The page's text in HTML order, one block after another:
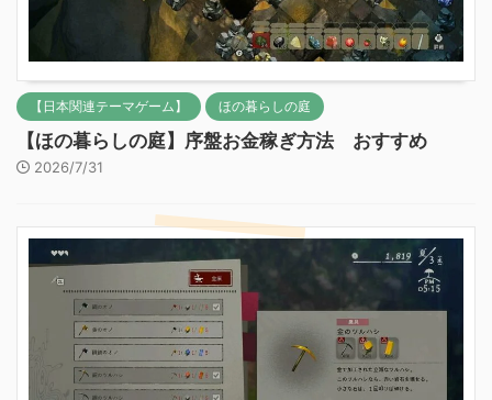
【日本関連テーマゲーム】 ほの暮らしの庭
【ほの暮らしの庭】序盤お金稼ぎ方法 おすすめ
2026/7/31